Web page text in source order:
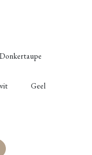
Donkertaupe
Geel